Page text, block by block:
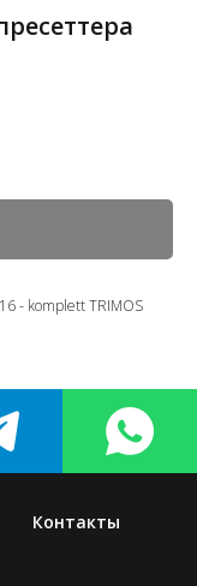
- komplett TRIMOS
Контакты